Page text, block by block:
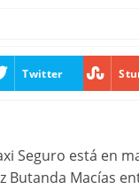
Twitter
Seguro está en
Butanda Macías